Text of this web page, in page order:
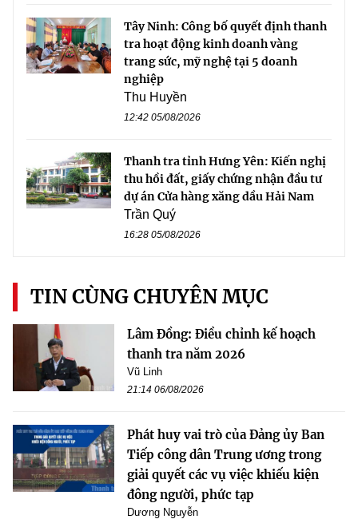
Tây Ninh: Công bố quyết định thanh
tra hoạt động kinh doanh vàng
trang sức, mỹ nghệ tại 5 doanh
nghiệp
Thu Huyền
12:42 05/08/2026
Thanh tra tỉnh Hưng Yên: Kiến nghị
thu hồi đất, giấy chứng nhận đầu tư
dự án Cửa hàng xăng dầu Hải Nam
Trần Quý
16:28 05/08/2026
TIN CÙNG CHUYÊN MỤC
Lâm Đồng: Điều chỉnh kế hoạch
thanh tra năm 2026
Vũ Linh
21:14 06/08/2026
Phát huy vai trò của Đảng ủy Ban
Tiếp công dân Trung ương trong
giải quyết các vụ việc khiếu kiện
đông người, phức tạp
Dương Nguyễn